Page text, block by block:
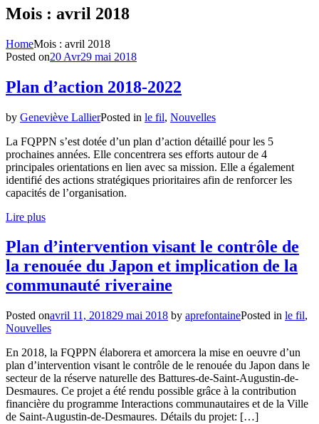
Mois : avril 2018
HomeMois : avril 2018
Posted on20 Avr29 mai 2018
Plan d’action 2018-2022
by Geneviève LallierPosted in le fil, Nouvelles
La FQPPN s’est dotée d’un plan d’action détaillé pour les 5
prochaines années. Elle concentrera ses efforts autour de 4
principales orientations en lien avec sa mission. Elle a également
identifié des actions stratégiques prioritaires afin de renforcer les
capacités de l’organisation.
Lire plus
Plan d’intervention visant le contrôle de
la renouée du Japon et implication de la
communauté riveraine
Posted onavril 11, 201829 mai 2018 by aprefontainePosted in le fil,
Nouvelles
En 2018, la FQPPN élaborera et amorcera la mise en oeuvre d’un
plan d’intervention visant le contrôle de le renouée du Japon dans le
secteur de la réserve naturelle des Battures-de-Saint-Augustin-de-
Desmaures. Ce projet a été rendu possible grâce à la contribution
financière du programme Interactions communautaires et de la Ville
de Saint-Augustin-de-Desmaures. Détails du projet: […]